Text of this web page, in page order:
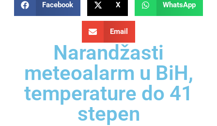
Facebook X WhatsApp
Email
Narandžasti
meteoalarm u BiH,
temperature do 41
stepen